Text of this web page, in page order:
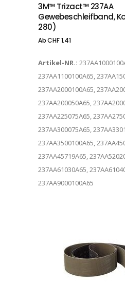
3M™ Trizact™ 237AA
Gewebeschleifband,
280)
AbCHF1.41
Artikel-NR.:
237AA1100100A65,
237AA2000100A65,
237AA200050A65,
237AA225075A65,
237AA300075A65,
237AA3500100A65,
237AA45719A65,
237AA61030A65,
237AA9000100A65